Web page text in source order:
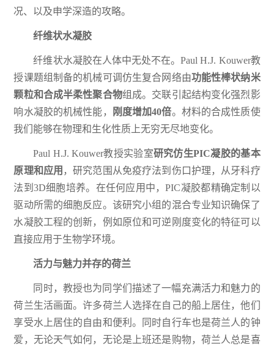
况、以及申学深造的攻略。
纤维状水凝胶
纤维状水凝胶在人体中无处不在。Paul H.J. Kouwer教
授课题组制备的机械可调仿生复合网络由功能性棒状纳米
颗粒和合成半柔性聚合物组成。交联引起结构变化强烈影
响水凝胶的机械性能，
刚度增加40倍。材料的合成性质使
我们能够在物理和生化性质上无穷无尽地变化。
Paul H.J. Kouwer教授实验室研究仿生PIC凝胶的基本
原理和应用 ，研究范围从免疫疗法到伤口护理，从牙科疗
法到3D细胞培养。在任何应用中，PIC凝胶都精确定制以
驱动所需的细胞反应。该研究小组的混合专业知识确保了
水凝胶工程的创新，例如原位和可逆刚度变化的特征可以
直接应用于生物学环境。
活力与魅力并存的荷兰
同时，教授也为同学们描述了一幅充满活力和魅力的
荷兰生活画面。许多荷兰人选择在自己的船上居住，他们
享受水上居住的自由和便利。同时自行车也是荷兰人的钟
爱，无论天气如何，无论是上班还是购物，荷兰人总是喜